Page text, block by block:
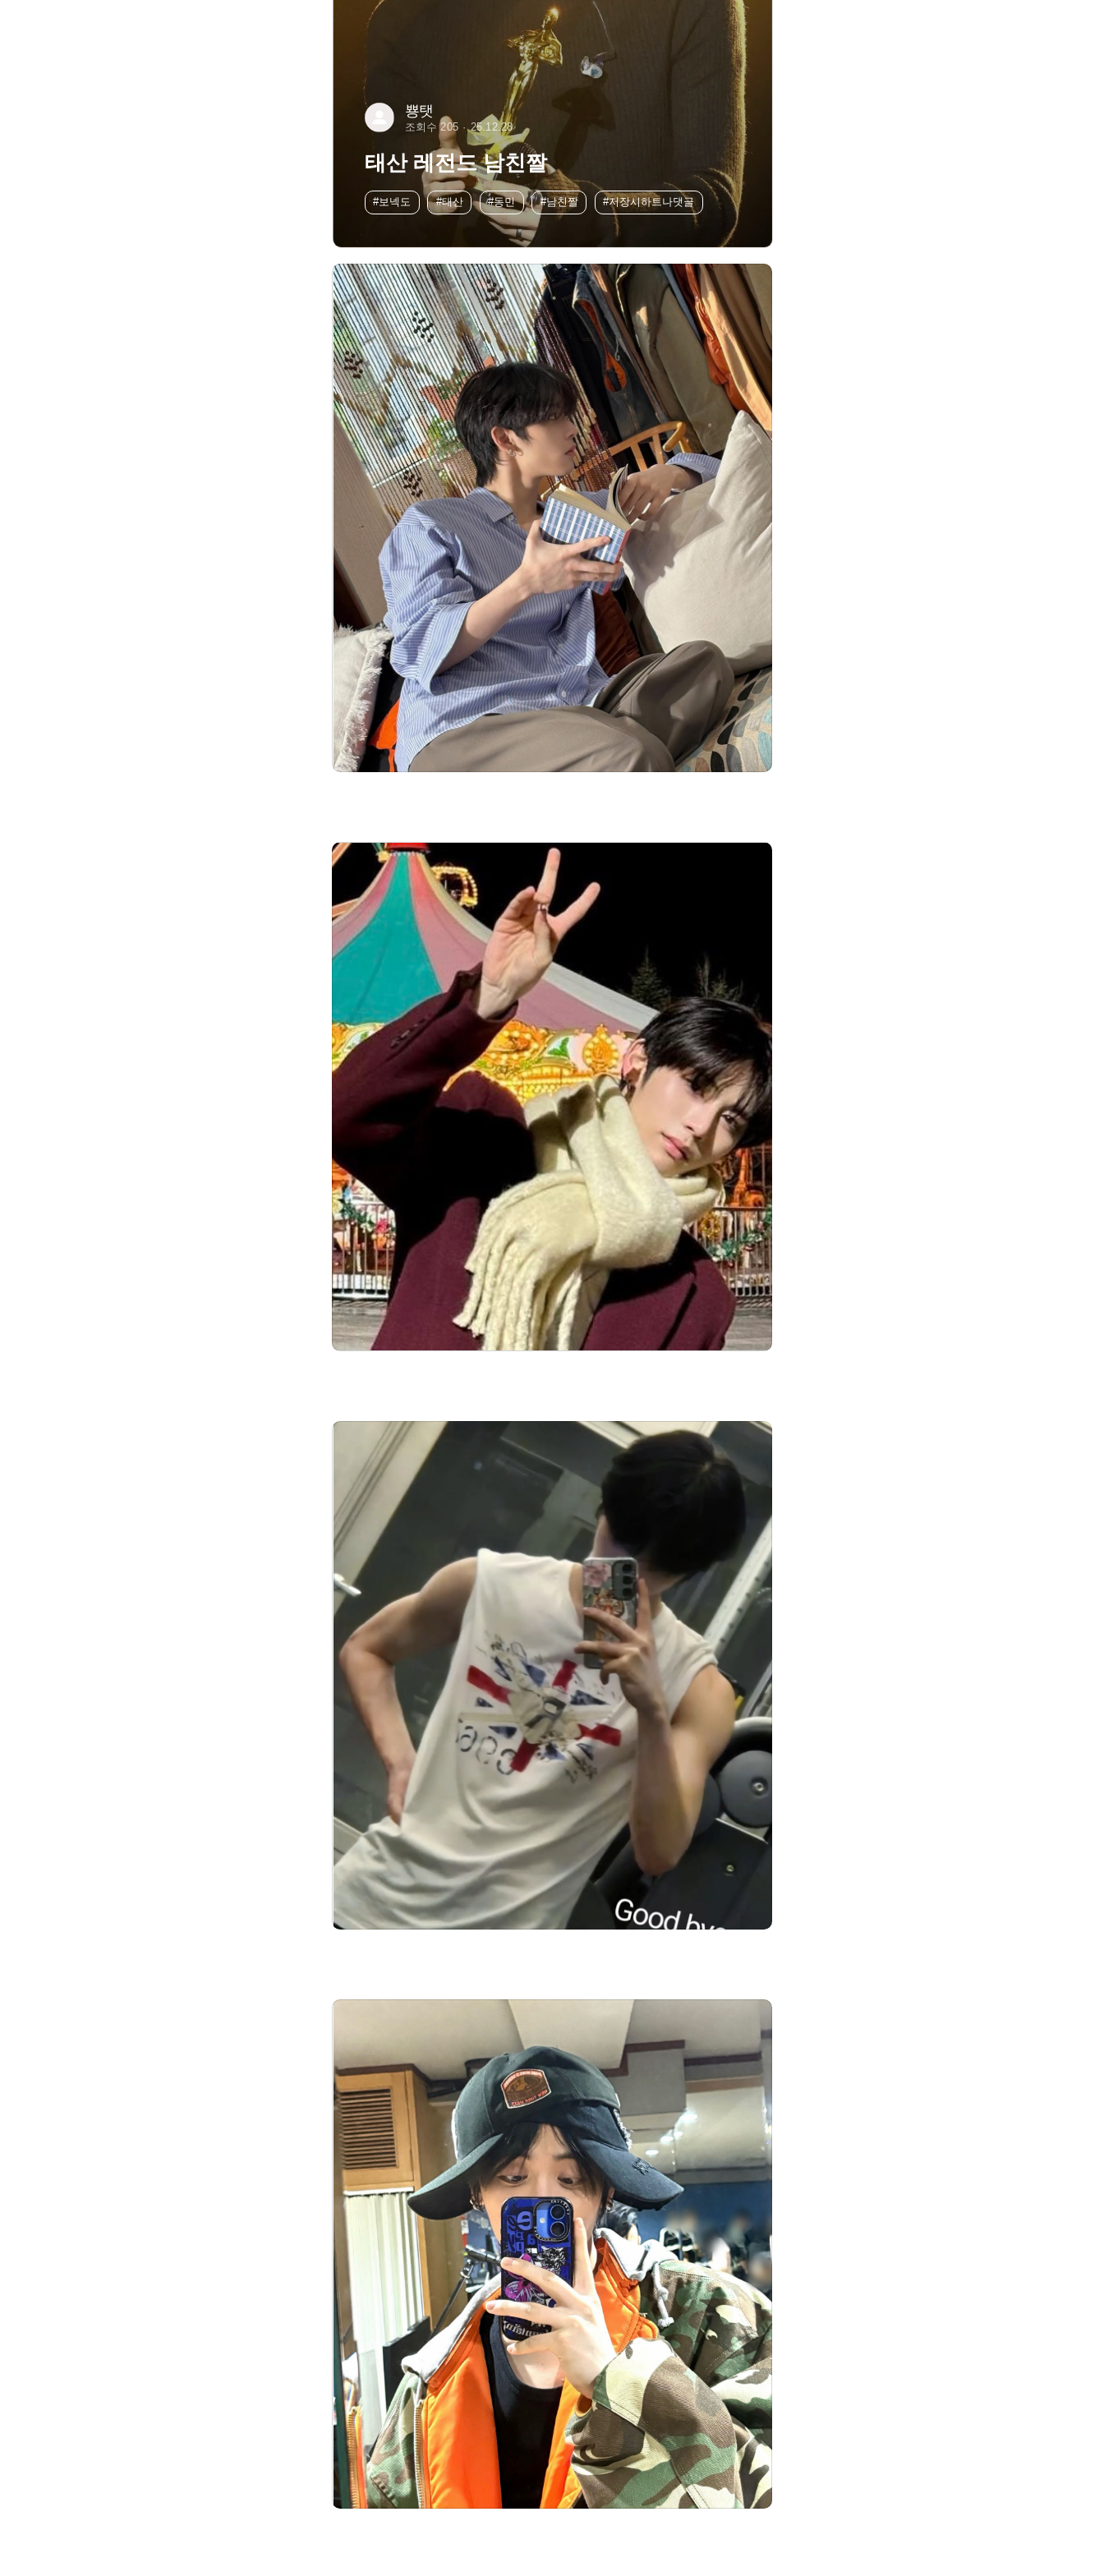
뿅탯
조회수 205 25.12.28
태산 레전드 남친짤
#보넥도 #태산 #동민 #남친짤 #저장시하트나댓글